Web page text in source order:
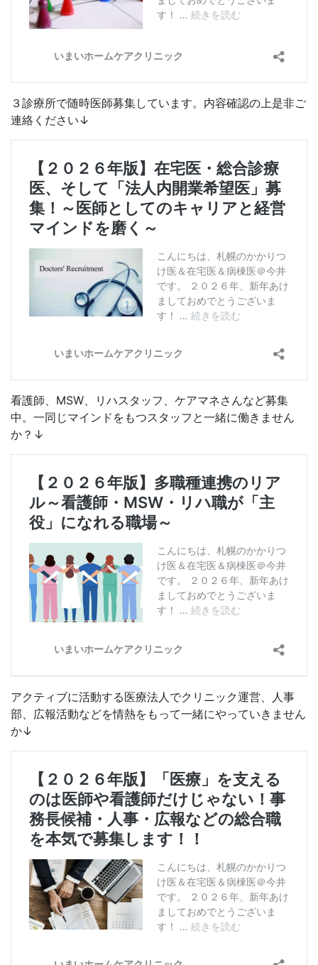
３診療所で随時医師募集しています。内容確認の上是非ご
連絡ください↓
看護師、MSW、リハスタッフ、ケアマネさんなど募集
中。一同じマインドをもつスタッフと一緒に働きません
か？↓
アクティブに活動する医療法人でクリニック運営、人事
部、広報活動などを情熱をもって一緒にやっていきません
か↓